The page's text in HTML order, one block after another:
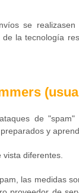
se
la tecnología
de
y
diferentes.
las medidas